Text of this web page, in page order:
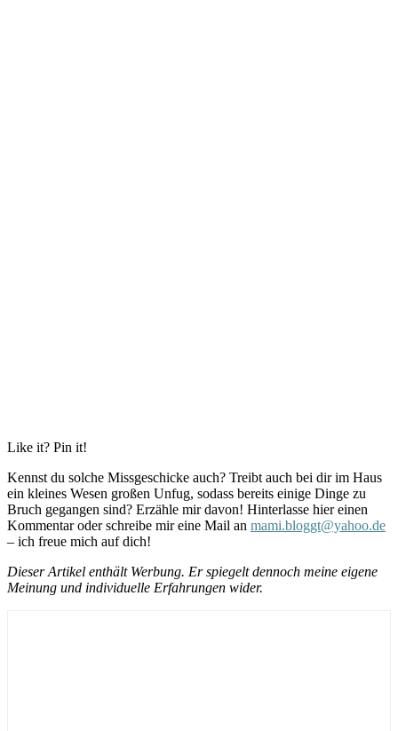
Like it? Pin it!
Kennst du solche Missgeschicke auch? Treibt auch bei dir im Haus
ein kleines Wesen großen Unfug, sodass bereits einige Dinge zu
Bruch gegangen sind? Erzähle mir davon! Hinterlasse hier einen
Kommentar oder schreibe mir eine Mail an mami.bloggt@yahoo.de
– ich freue mich auf dich!
Dieser Artikel enthält Werbung. Er spiegelt dennoch meine eigene
Meinung und individuelle Erfahrungen wider.